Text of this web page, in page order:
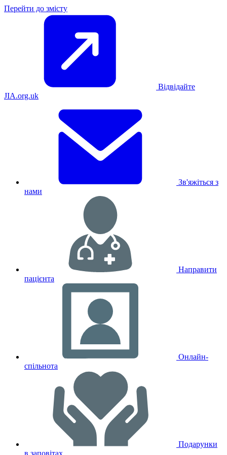
Перейти до змісту
Відвідайте
JIA.org.uk
Зв'яжіться з
нами
Направити
пацієнта
Онлайн-
спільнота
Подарунки
в заповітах